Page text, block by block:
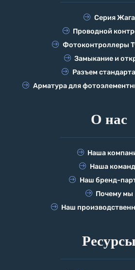
Серия Жага
Проводной
Фотоконтроллеры
Замыкание и
Разъем
Арматура для
О нас
Наша
Наша
Наш бренд-
Почему мы
Наш
Ресурсы